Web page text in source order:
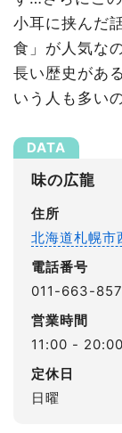
小耳に挟んだ
食」が人気な
長い歴史があ
いう人も多い
味の広龍
住所
北海道札幌
電話番号
011-663-
営業時間
11:00 - 20:00
定休日
日曜